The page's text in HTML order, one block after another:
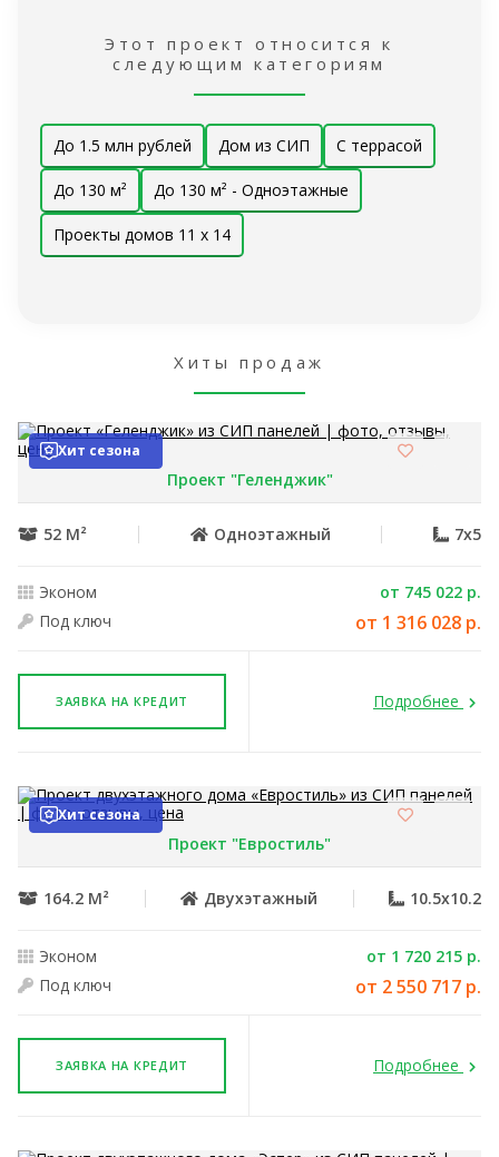
Этот проект относится к
следующим категориям
До 1.5 млн рублей Дом из СИП С террасой
До 130 м² До 130 м² - Одноэтажные
Проекты домов 11 x 14
Хиты продаж
Хит сезона
Проект "Геленджик"
52 М² Одноэтажный 7x5
Эконом
от 745 022 р.
Под ключ
от 1 316 028 р.
ЗАЯВКА НА КРЕДИТ Подробнее
Хит сезона
Проект "Евростиль"
164.2 М² Двухэтажный 10.5x10.2
Эконом
от 1 720 215 р.
Под ключ
от 2 550 717 р.
ЗАЯВКА НА КРЕДИТ Подробнее